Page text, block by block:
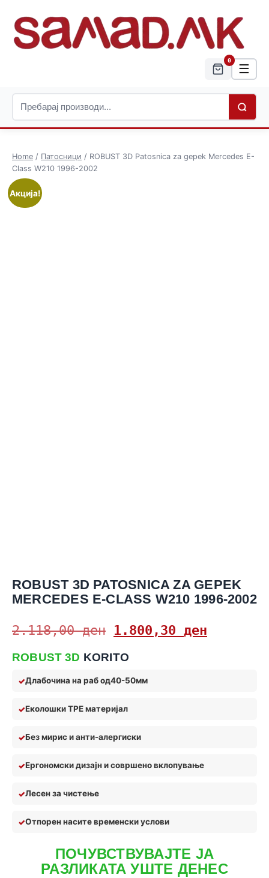
0
☰
Home / Патосници / ROBUST 3D Patosnica za gepek Mercedes E-
Class W210 1996-2002
Акција!
ROBUST 3D PATOSNICA ZA GEPEK
MERCEDES E-CLASS W210 1996-2002
2.118,00ден 1.800,30 ден
ROBUST 3D KORITO
Длабочина на раб од40-50мм
Еколошки TPE материјал
Без мирис и анти-алергиски
Ергономски дизајн и совршено вклопување
Лесен за чистење
Отпорен насите временски услови
ПОЧУВСТВУВАЈТЕ ЈА
РАЗЛИКАТА УШТЕ ДЕНЕС